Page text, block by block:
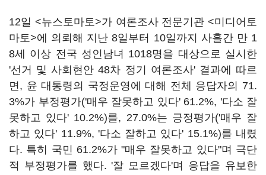
12일 <뉴스토마토>가 여론조사 전문기관 <미디어토
마토>에 의뢰해 지난 8일부터 10일까지 사흘간 만 1
8세 이상 전국 성인남녀 1018명을 대상으로 실시한
'선거 및 사회현안 48차 정기 여론조사' 결과에 따르
면, 윤 대통령의 국정운영에 대해 전체 응답자의 71.
3%가 부정평가('매우 잘못하고 있다' 61.2%, '다소 잘
못하고 있다' 10.2%)를, 27.0%는 긍정평가('매우 잘
하고 있다' 11.9%, '다소 잘하고 있다' 15.1%)를 내렸
다. 특히 국민 61.2%가 "매우 잘못하고 있다"며 극단
적 부정평가를 했다. '잘 모르겠다'며 응답을 유보한